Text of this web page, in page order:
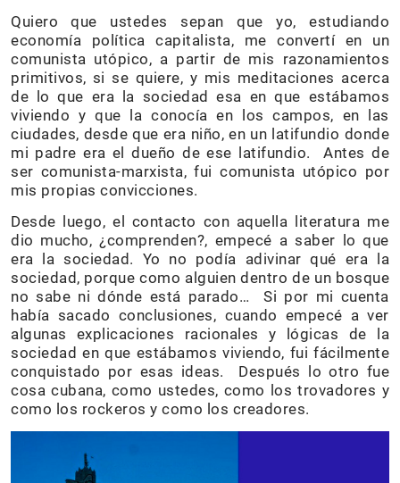
Quiero que ustedes sepan que yo, estudiando
economía política capitalista, me convertí en un
comunista utópico, a partir de mis razonamientos
primitivos, si se quiere, y mis meditaciones acerca
de lo que era la sociedad esa en que estábamos
viviendo y que la conocía en los campos, en las
ciudades, desde que era niño, en un latifundio donde
mi padre era el dueño de ese latifundio. Antes de
ser comunista-marxista, fui comunista utópico por
mis propias convicciones.
Desde luego, el contacto con aquella literatura me
dio mucho, ¿comprenden?, empecé a saber lo que
era la sociedad. Yo no podía adivinar qué era la
sociedad, porque como alguien dentro de un bosque
no sabe ni dónde está parado… Si por mi cuenta
había sacado conclusiones, cuando empecé a ver
algunas explicaciones racionales y lógicas de la
sociedad en que estábamos viviendo, fui fácilmente
conquistado por esas ideas. Después lo otro fue
cosa cubana, como ustedes, como los trovadores y
como los rockeros y como los creadores.